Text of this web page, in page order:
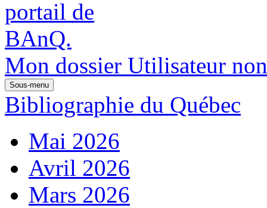
Mon dossier Utilisateur
Sous-menu
Bibliographie du Québec
Mai 2026
Avril 2026
Mars 2026